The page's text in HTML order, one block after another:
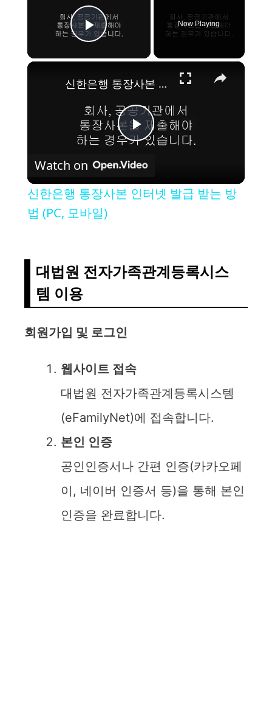
Play Video
Now Playing
×
P
e
신한은행 통장사본 인터넷 발급 받는 방법 (PC, 모바일)
Watch on
신한은행 통장사본 인터넷 발급 받는 방
법 (PC, 모바일)
대법원 전자가족관계등록시스
템 이용
회원가입 및 로그인
웹사이트 접속
대법원 전자가족관계등록시스템
(eFamilyNet)에 접속합니다.
본인 인증
공인인증서나 간편 인증(카카오페
이, 네이버 인증서 등)을 통해 본인
인증을 완료합니다.